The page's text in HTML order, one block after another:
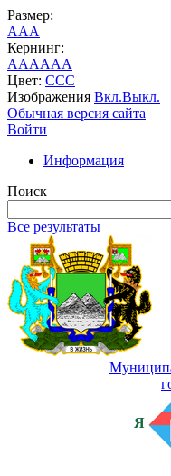
Размер:
AAA
Кернинг:
AAAAAA
Цвет: CCC
Изображения Вкл.Выкл.
Обычная версия сайта
Войти
Информация
Поиск
Все результаты
Я